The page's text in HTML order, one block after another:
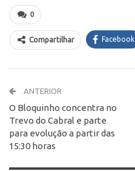
0
Compartilhar Facebook
ANTERIOR
O Bloquinho concentra no
Trevo do Cabral e parte
para evolução a partir das
15:30 horas